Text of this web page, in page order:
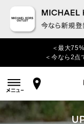
＜最大
＜今なら2点